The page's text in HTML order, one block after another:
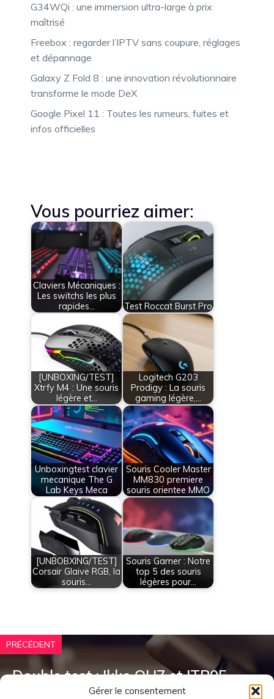
Gérer le consentement
G34WQi : une immersion ultra-large à prix
maîtrisé
Freebox : regarder l’IPTV sans coupure, réglages
et dépannage
Galaxy Z Fold 8 : une innovation révolutionnaire
transforme le mode DeX
Google Pixel 11 : Toutes les rumeurs, fuites et
infos officielles
Vous pourriez aimer:
Claviers Mécaniques :
Les switchs les plus
rapides…
Test Roccat Burst Pro
[UNBOXING/TEST]
Xtrfy M4 : Une souris
légère et…
Logitech G203
Prodigy : La souris
gaming légère,…
Unboxingtest clavier
mecanique The G
Lab Keys Meca
Souris Cooler Master
MM830 premiere
souris orientee MMO
[UNBOBXING/TEST]
Corsair Glaive RGB, la
souris…
Souris Gamer : Notre
top 5 des souris
légères pour…
PRÉCÉDENT
Double test : Ikko OH7 et ITB05